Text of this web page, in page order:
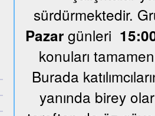
sürdürmektedir.
Pazar günleri
konuları
Burada
yanında birey